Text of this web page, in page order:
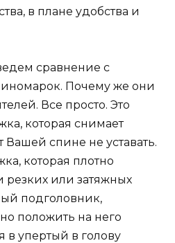
в плане удобства и
сравнение с
Почему же они
Все просто. Это
которая снимает
Вашей спине не уставать.
которая плотно
резких или затяжных
подголовник,
положить на него
в упертый в голову